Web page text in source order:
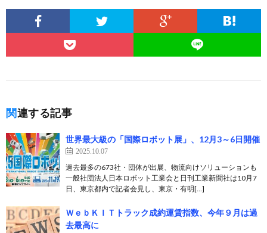
関連する記事
世界最大級の「国際ロボット展」、12月3～6日開催
2025.10.07
過去最多の673社・団体が出展、物流向けソリューションも
一般社団法人日本ロボット工業会と日刊工業新聞社は10月7
日、東京都内で記者会見し、東京・有明[…]
ＷｅｂＫＩＴトラック成約運賃指数、今年９月は過
去最高に